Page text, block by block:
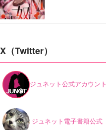
X（Twitter）
ジュネット公式アカウント
ジュネット電子書籍公式